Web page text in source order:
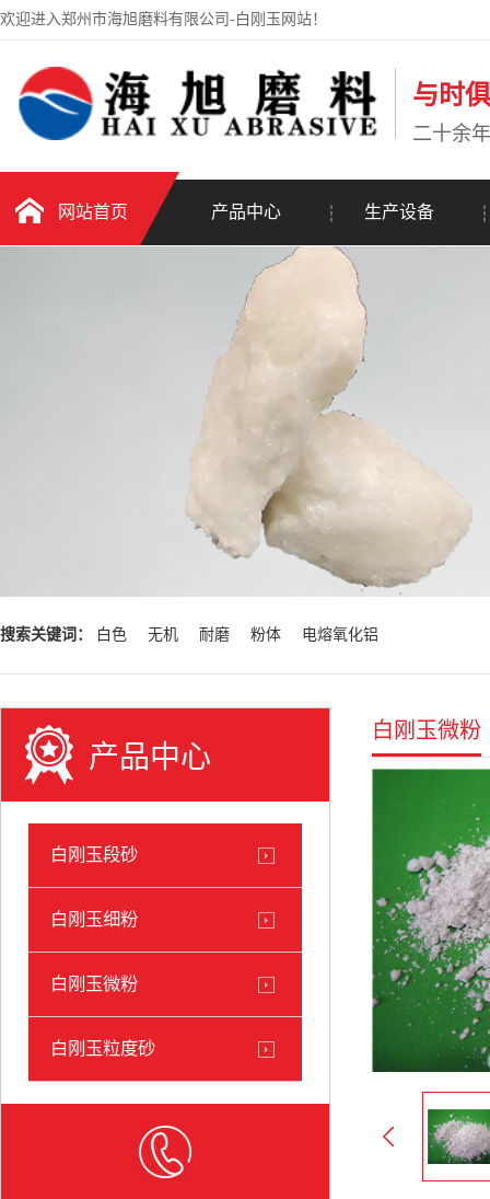
欢迎进入郑州市海旭磨料有限公司-白刚玉网站！
与时
二十余
网站首页 产品中心 生产设备
搜索关键词： 白色 无机 耐磨 粉体 电熔氧化铝
产品中心
白刚玉段砂
白刚玉细粉
白刚玉微粉
白刚玉粒度砂
白刚玉微粉